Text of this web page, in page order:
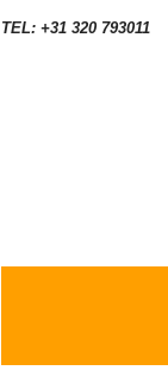
TEL: +31 320 793011